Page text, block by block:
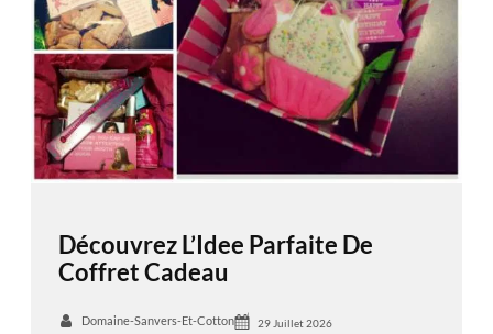
Découvrez L’Idee Parfaite De
Coffret Cadeau
Domaine-Sanvers-Et-Cotton 29 Juillet 2026